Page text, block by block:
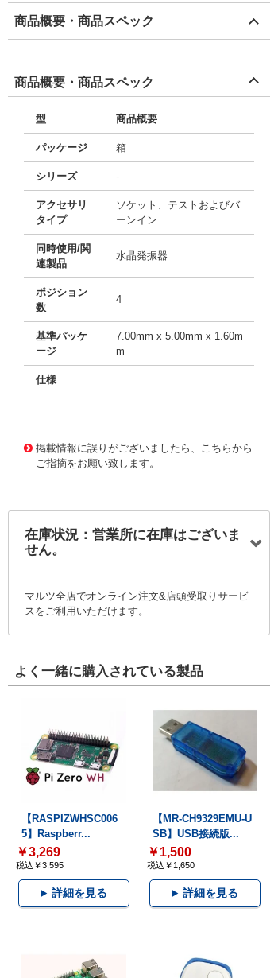
商品概要・商品スペック
商品概要・商品スペック
型 商品概要
パッケージ 箱
シリーズ -
アクセサリ
タイプ
ソケット、テストおよびバ
ーンイン
同時使用/関
連製品
水晶発振器
ポジション
数
4
基準パッケ
ージ
7.00mm x 5.00mm x 1.60m
m
仕様
掲載情報に誤りがございましたら、こちらから
ご指摘をお願い致します。
在庫状況：営業所に在庫はございま
せん。
マルツ全店でオンライン注文&店頭受取りサービ
スをご利用いただけます。
よく一緒に購入されている製品
【RASPIZWHSC006
5】Raspberr...
￥3,269
税込￥3,595
詳細を見る
【MR-CH9329EMU-U
SB】USB接続版...
￥1,500
税込￥1,650
詳細を見る